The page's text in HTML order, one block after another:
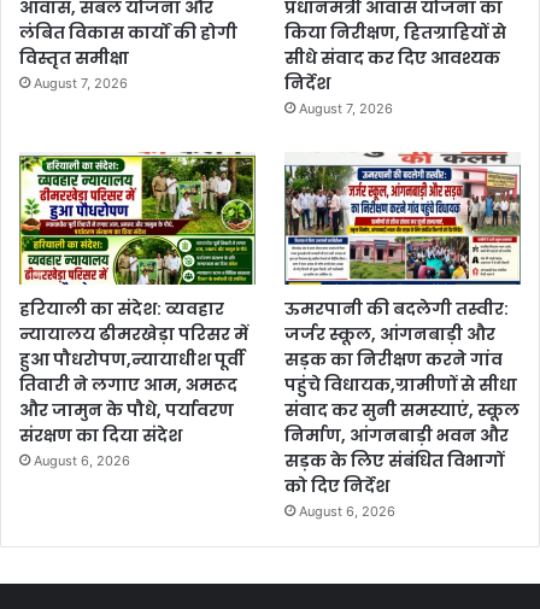
आवास, संबल योजना और
लंबित विकास कार्यों की होगी
विस्तृत समीक्षा
August 7, 2026
प्रधानमंत्री आवास योजना का
किया निरीक्षण, हितग्राहियों से
सीधे संवाद कर दिए आवश्यक
निर्देश
August 7, 2026
हरियाली का संदेश: व्यवहार
न्यायालय ढीमरखेड़ा परिसर में
हुआ पौधरोपण,न्यायाधीश पूर्वी
तिवारी ने लगाए आम, अमरूद
और जामुन के पौधे, पर्यावरण
संरक्षण का दिया संदेश
August 6, 2026
ऊमरपानी की बदलेगी तस्वीर:
जर्जर स्कूल, आंगनबाड़ी और
सड़क का निरीक्षण करने गांव
पहुंचे विधायक,ग्रामीणों से सीधा
संवाद कर सुनी समस्याएं, स्कूल
निर्माण, आंगनबाड़ी भवन और
सड़क के लिए संबंधित विभागों
को दिए निर्देश
August 6, 2026